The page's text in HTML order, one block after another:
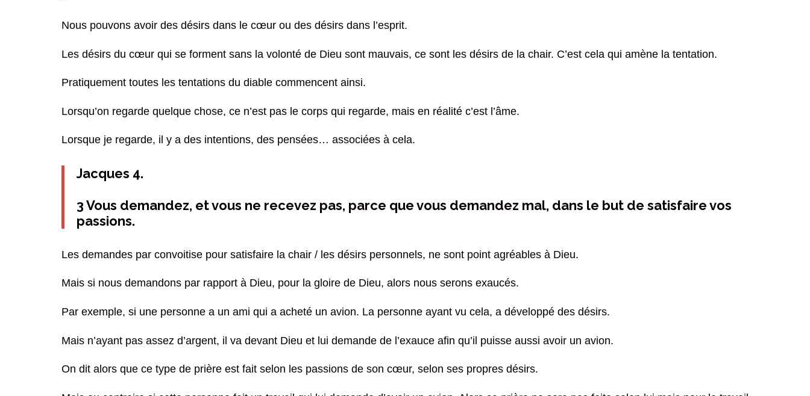
Nous pouvons avoir des désirs dans le cœur ou des désirs dans l’esprit.
Les désirs du cœur qui se forment sans la volonté de Dieu sont mauvais, ce sont les désirs de la chair. C’est cela qui amène la tentation.
Pratiquement toutes les tentations du diable commencent ainsi.
Lorsqu’on regarde quelque chose, ce n’est pas le corps qui regarde, mais en réalité c’est l’âme.
Lorsque je regarde, il y a des intentions, des pensées… associées à cela.
Jacques 4.
3 Vous demandez, et vous ne recevez pas, parce que vous demandez mal, dans le but de satisfaire vos
passions.
Les demandes par convoitise pour satisfaire la chair / les désirs personnels, ne sont point agréables à Dieu.
Mais si nous demandons par rapport à Dieu, pour la gloire de Dieu, alors nous serons exaucés.
Par exemple, si une personne a un ami qui a acheté un avion. La personne ayant vu cela, a développé des désirs.
Mais n’ayant pas assez d’argent, il va devant Dieu et lui demande de l’exauce afin qu’il puisse aussi avoir un avion.
On dit alors que ce type de prière est fait selon les passions de son cœur, selon ses propres désirs.